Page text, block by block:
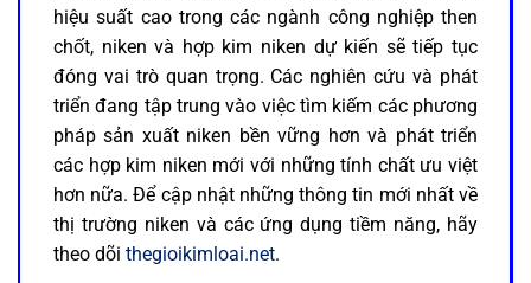
hiệu suất cao trong các ngành công nghiệp then
chốt, niken và hợp kim niken dự kiến sẽ tiếp tục
đóng vai trò quan trọng. Các nghiên cứu và phát
triển đang tập trung vào việc tìm kiếm các phương
pháp sản xuất niken bền vững hơn và phát triển
các hợp kim niken mới với những tính chất ưu việt
hơn nữa. Để cập nhật những thông tin mới nhất về
thị trường niken và các ứng dụng tiềm năng, hãy
theo dõi thegioikimloai.net.